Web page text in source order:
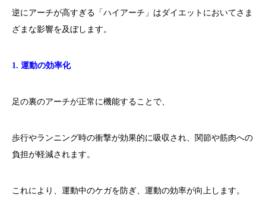
逆にアーチが高すぎる「ハイアーチ」はダイエットにおいてさま
ざまな影響を及ぼします。
1. 運動の効率化
足の裏のアーチが正常に機能することで、
歩行やランニング時の衝撃が効果的に吸収され、関節や筋肉への
負担が軽減されます。
これにより、運動中のケガを防ぎ、運動の効率が向上します。